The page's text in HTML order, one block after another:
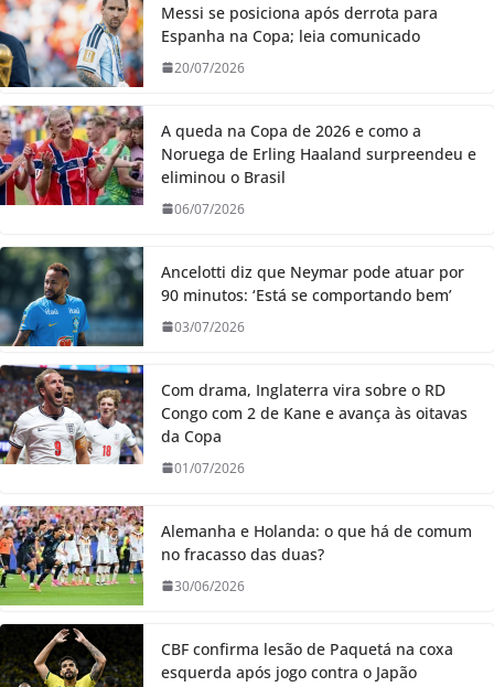
Messi se posiciona após derrota para
Espanha na Copa; leia comunicado
20/07/2026
A queda na Copa de 2026 e como a
Noruega de Erling Haaland surpreendeu e
eliminou o Brasil
06/07/2026
Ancelotti diz que Neymar pode atuar por
90 minutos: ‘Está se comportando bem’
03/07/2026
Com drama, Inglaterra vira sobre o RD
Congo com 2 de Kane e avança às oitavas
da Copa
01/07/2026
Alemanha e Holanda: o que há de comum
no fracasso das duas?
30/06/2026
CBF confirma lesão de Paquetá na coxa
esquerda após jogo contra o Japão